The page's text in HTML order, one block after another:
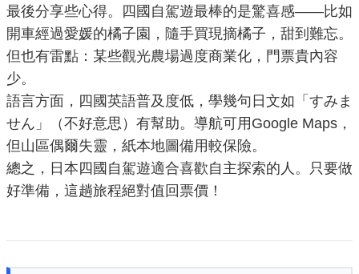
最後分享些心得。四國自駕遊最棒的是驚喜感——比如
開車經過愛媛的橘子園，隨手買現摘橘子，甜到難忘。
但也有雷點：某些觀光農場過度商業化，門票貴內容
少。
語言方面，四國英語普及度低，學幾句日文如「すみま
せん」（不好意思）有幫助。導航可用Google Maps，
但山區偶爾失靈，紙本地圖備用較保險。
總之，日本四國自駕遊適合喜歡自主探索的人。只要做
好準備，這趟旅程絕對值回票價！